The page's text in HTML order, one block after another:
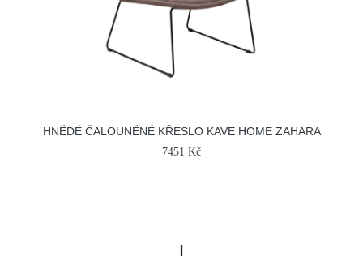
HNĚDÉ ČALOUNĚNÉ KŘESLO KAVE HOME ZAHARA
7451 Kč